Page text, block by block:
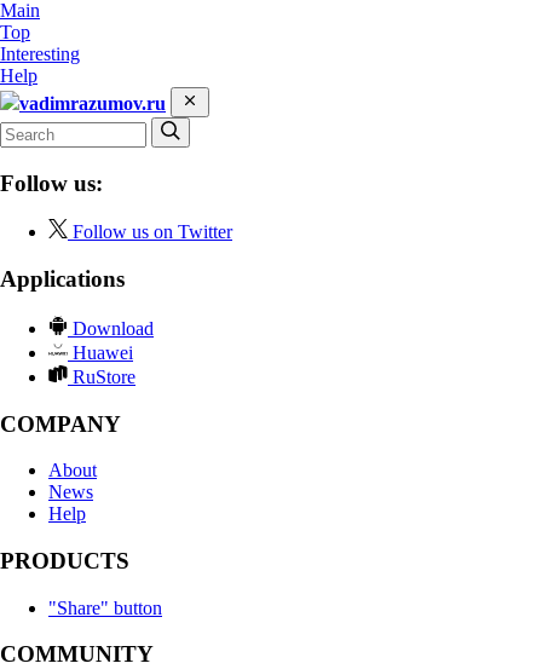
Main
Top
Interesting
Help
vadimrazumov.ru
Follow us:
Follow us on Twitter
Applications
Download
Huawei
RuStore
COMPANY
About
News
Help
PRODUCTS
"Share" button
COMMUNITY